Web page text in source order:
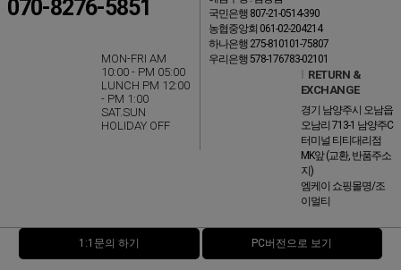
070-8276-5851
MON-FRI AM
10:00 - PM 05:00
LUNCH PM 12:00
- PM 1:00
SAT.SUN
HOLIDAY OFF
국민은행 807-21-0514-390
농협중앙회 061-02-204214
하나은행 275-810101-75807
우리은행 578-176783-02101
RETURN &
EXCHANGE
경기 남양주시 오남읍
오남리 713-1 남양주C
터미널 티티대리점
MK앞 (교환, 반품주소
지)
엠케이 쇼핑몰명/조
이멀티
1:1문의 하기 PC버전으로 보기